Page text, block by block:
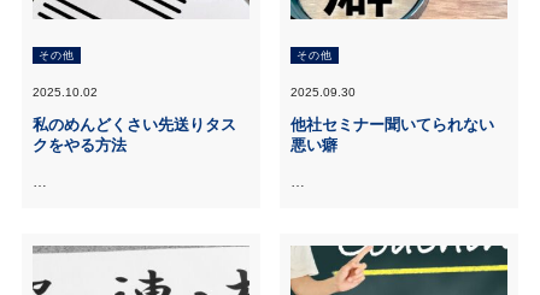
その他
2025.10.02
私のめんどくさい先送りタス
クをやる方法
…
その他
2025.09.30
他社セミナー聞いてられない
悪い癖
…